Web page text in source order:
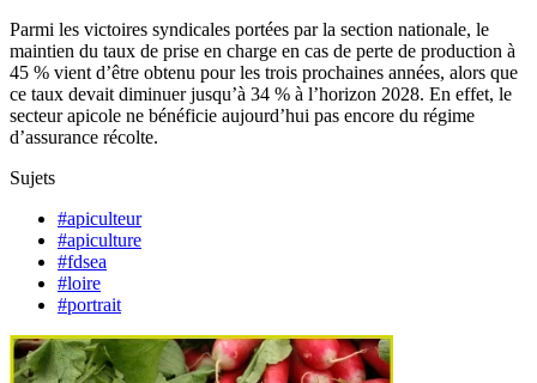
Parmi les victoires syndicales portées par la section nationale, le
maintien du taux de prise en charge en cas de perte de production à
45 % vient d’être obtenu pour les trois prochaines années, alors que
ce taux devait diminuer jusqu’à 34 % à l’horizon 2028. En effet, le
secteur apicole ne bénéficie aujourd’hui pas encore du régime
d’assurance récolte.
Sujets
#apiculteur
#apiculture
#fdsea
#loire
#portrait